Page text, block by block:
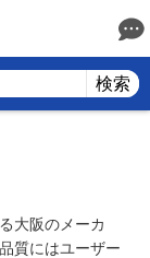
検索
大阪のメーカ
質にはユーザー